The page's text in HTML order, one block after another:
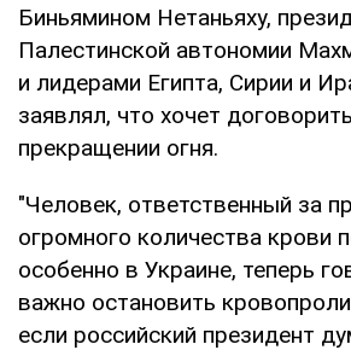
Биньямином Нетаньяху,
Палестинской автономии
и лидерами Египта, Сирии и
заявлял, что хочет
прекращении огня.
"Человек, ответственный за
огромного количества крови
особенно в Украине, теперь
важно остановить
если российский президент